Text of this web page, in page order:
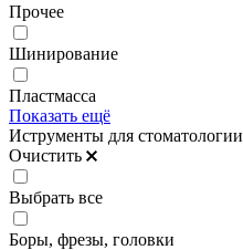
Прочее
Шинирование
Пластмасса
Показать ещё
Иструменты для стоматологии
Очистить
Выбрать все
Боры, фрезы, головки